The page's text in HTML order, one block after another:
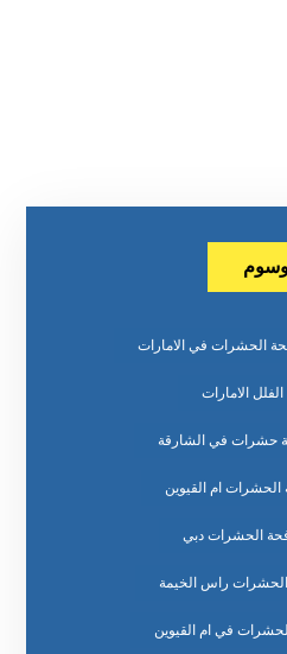
الحشرات في الامارات
الامارات
حشرات في الشارقة
ام القيوين
الحشرات دبي
راس الخيمة
في ام القيوين